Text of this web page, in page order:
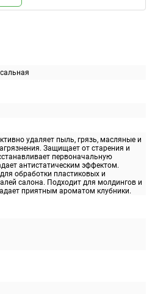
удаляет пыль, грязь, масляные и
Защищает от старения и
первоначальную
антистатическим эффектом.
обработки пластиковых и
салона. Подходит для молдингов и
приятным ароматом клубники.